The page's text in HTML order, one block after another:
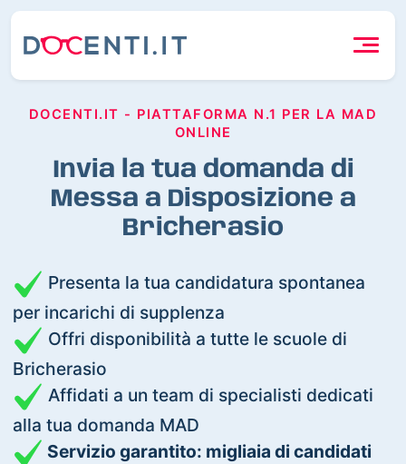
DOCENTI.IT - PIATTAFORMA N.1 PER LA MAD
ONLINE
Invia la tua domanda di
Messa a Disposizione a
Bricherasio
Presenta la tua candidatura spontanea
per incarichi di supplenza
Offri disponibilità a tutte le scuole di
Bricherasio
Affidati a un team di specialisti dedicati
alla tua domanda MAD
Servizio garantito: migliaia di candidati